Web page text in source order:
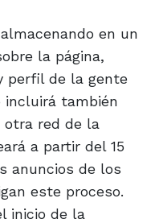
en un
la página,
perfil de la gente
incluirá también
otra red de la
a partir del 15
anuncios de los
este proceso.
inicio de la